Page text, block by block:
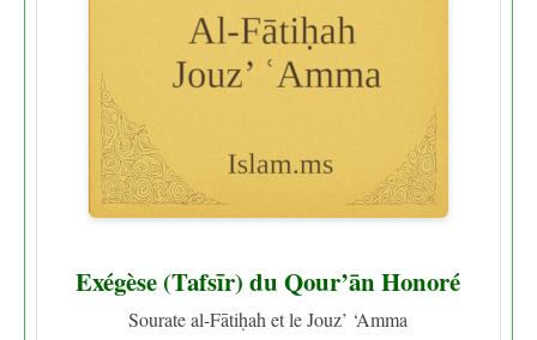
Exégèse (Tafsīr) du Qour’ān Honoré
Sourate al-Fātiḥah et le Jouz’ ‘Amma